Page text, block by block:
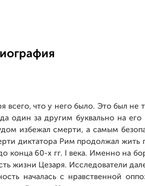
что у него было. Это был не
один за другим буквально на его
избежал смерти, а самым
диктатора Рим продолжал жить
конца 60-х гг. I века. Именно на
жизни Цезаря. Исследователи
началась с нравственной